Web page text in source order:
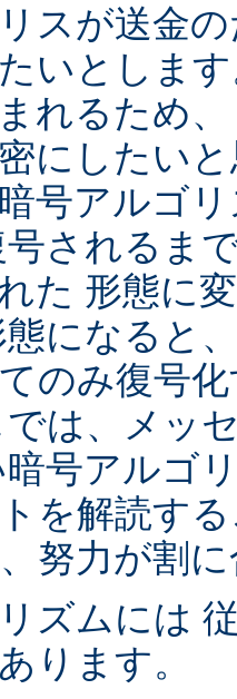
スが送金
いとしま
れるため
にしたい
号アルゴ
されるま
た 形態に
になると
のみ復号
は、メッ
号アルゴ
を解読す
努力が割
ズムには
ります。